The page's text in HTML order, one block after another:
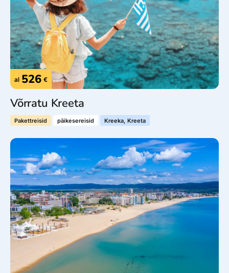
al 526 €
Võrratu Kreeta
Pakettreisid päikesereisid Kreeka, Kreeta